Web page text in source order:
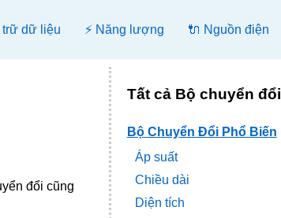
trữ dữ liệu ⚡ Năng lượng 🔌 Nguồn điện
đổi cũng
Tất cả Bộ chuyển đổi
Bộ Chuyển Đổi Phổ Biến
Áp suất
Chiều dài
Diện tích